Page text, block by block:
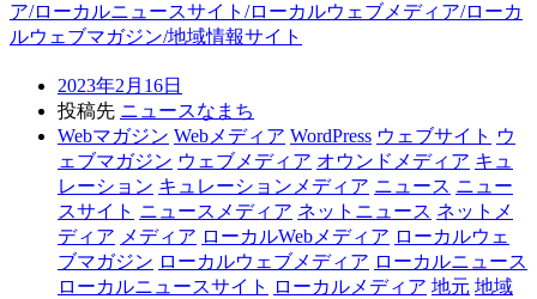
ア/ローカルニュースサイト/ローカルウェブメディア/ローカ
ルウェブマガジン/地域情報サイト
2023年2月16日
投稿先 ニュースなまち
Webマガジン Webメディア WordPress ウェブサイト ウ
ェブマガジン ウェブメディア オウンドメディア キュ
レーション キュレーションメディア ニュース ニュー
スサイト ニュースメディア ネットニュース ネットメ
ディア メディア ローカルWebメディア ローカルウェ
ブマガジン ローカルウェブメディア ローカルニュース
ローカルニュースサイト
ローカルメディア 地元 地域